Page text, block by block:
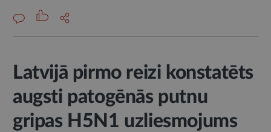
Latvijā pirmo reizi konstatēts
augsti patogēnās putnu
gripas H5N1 uzliesmojums